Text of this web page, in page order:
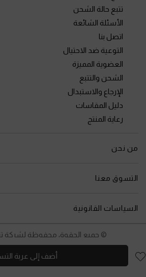
أضف إلى عربة
تتبع حالة الشحن
الأسئلة الشائعة
اتصل بنا
التوعية ضد الاحتيال
العضوية المميزة
الشحن والتتبع
الإرجاع والاستبدال
دليل المقاسات
رعاية المنتج
من نحن
التسوق معنا
السياسات القانونية
© جميع الحقوق محفوظة لشركة